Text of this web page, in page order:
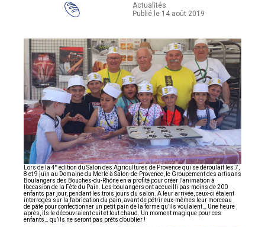
Actualités
Publié le 14 août 2019
Lors de la 4e édition du Salon des Agricultures de Provence qui se déroulait les 7,
8 et 9 juin au Domaine du Merle à Salon-­de-Provence, le Groupement des artisans
Boulangers des Bouches-du-Rhône en a profité pour créer l’animation à
l’occasion de la Fête du Pain. Les boulangers ont accueilli pas moins de 200
enfants par jour, pendant les trois jours du salon. A leur arrivée, ceux-ci étaient
interrogés sur la fabrication du pain, avant de pétrir eux-mêmes leur morceau
de pâte pour confectionner un petit pain de la forme qu’ils voulaient… Une heure
après, ils le découvraient cuit et tout chaud. Un moment magique pour ces
enfants… qu’ils ne seront pas prêts d’oublier !